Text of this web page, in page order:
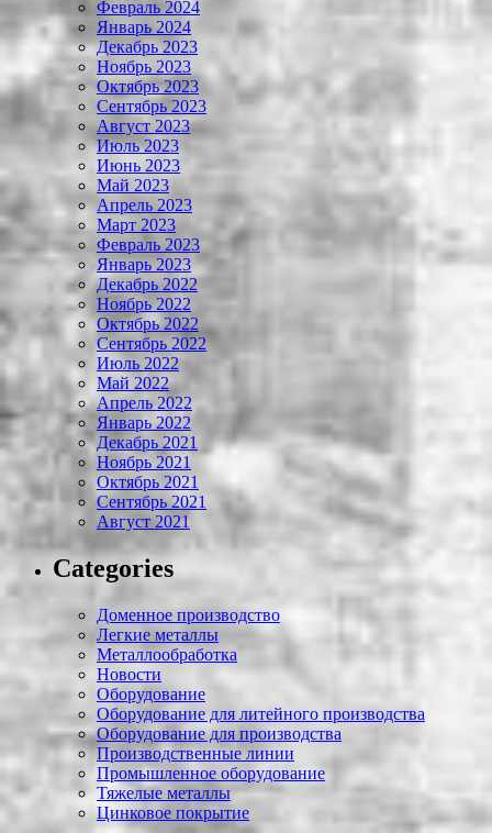
Февраль 2024
Январь 2024
Декабрь 2023
Ноябрь 2023
Октябрь 2023
Сентябрь 2023
Август 2023
Июль 2023
Июнь 2023
Май 2023
Апрель 2023
Март 2023
Февраль 2023
Январь 2023
Декабрь 2022
Ноябрь 2022
Октябрь 2022
Сентябрь 2022
Июль 2022
Май 2022
Апрель 2022
Январь 2022
Декабрь 2021
Ноябрь 2021
Октябрь 2021
Сентябрь 2021
Август 2021
Categories
Доменное производство
Легкие металлы
Металлообработка
Новости
Оборудование
Оборудование для литейного производства
Оборудование для производства
Производственные линии
Промышленное оборудование
Тяжелые металлы
Цинковое покрытие